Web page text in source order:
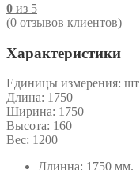
0 из 5
(0 отзывов клиентов)
Характеристики
Единицы измерения: шт
Длина: 1750
Ширина: 1750
Высота: 160
Вес: 1200
Длинна: 1750 мм.